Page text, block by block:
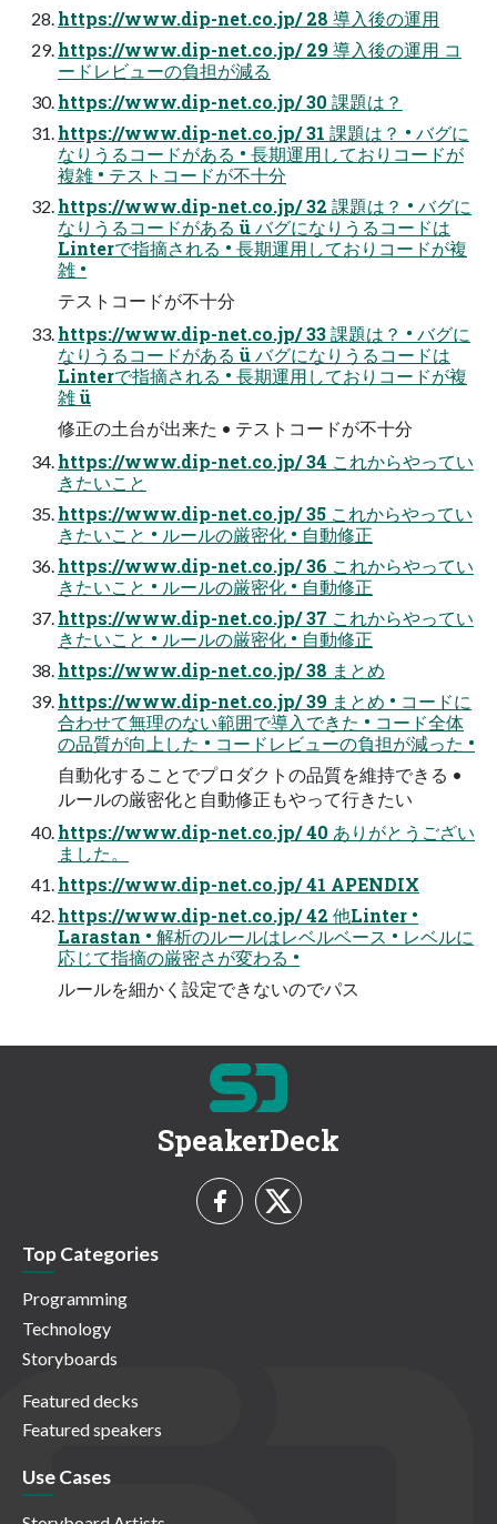
https://www.dip-net.co.jp/ 28 導入後の運用
https://www.dip-net.co.jp/ 29 導入後の運用 コ
ードレビューの負担が減る
https://www.dip-net.co.jp/ 30 課題は？
https://www.dip-net.co.jp/ 31 課題は？ • バグに
なりうるコードがある • 長期運用しておりコードが
複雑 • テストコードが不十分
https://www.dip-net.co.jp/ 32 課題は？ • バグに
なりうるコードがある ü バグになりうるコードは
Linterで指摘される • 長期運用しておりコードが複
雑 •
テストコードが不十分
https://www.dip-net.co.jp/ 33 課題は？ • バグに
なりうるコードがある ü バグになりうるコードは
Linterで指摘される • 長期運用しておりコードが複
雑 ü
修正の土台が出来た • テストコードが不十分
https://www.dip-net.co.jp/ 34 これからやってい
きたいこと
https://www.dip-net.co.jp/ 35 これからやってい
きたいこと • ルールの厳密化 • 自動修正
https://www.dip-net.co.jp/ 36 これからやってい
きたいこと • ルールの厳密化 • 自動修正
https://www.dip-net.co.jp/ 37 これからやってい
きたいこと • ルールの厳密化 • 自動修正
https://www.dip-net.co.jp/ 38 まとめ
https://www.dip-net.co.jp/ 39 まとめ • コードに
合わせて無理のない範囲で導入できた • コード全体
の品質が向上した • コードレビューの負担が減った •
自動化することでプロダクトの品質を維持できる •
ルールの厳密化と自動修正もやって行きたい
https://www.dip-net.co.jp/ 40 ありがとうござい
ました。
https://www.dip-net.co.jp/ 41 APENDIX
https://www.dip-net.co.jp/ 42 他Linter •
Larastan • 解析のルールはレベルベース • レベルに
応じて指摘の厳密さが変わる •
ルールを細かく設定できないのでパス
SpeakerDeck
Top Categories
Programming
Technology
Storyboards
Featured decks
Featured speakers
Use Cases